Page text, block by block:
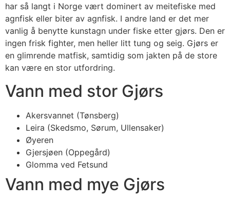
har så langt i Norge vært dominert av meitefiske med
agnfisk eller biter av agnfisk. I andre land er det mer
vanlig å benytte kunstagn under fiske etter gjørs. Den er
ingen frisk fighter, men heller litt tung og seig. Gjørs er
en glimrende matfisk, samtidig som jakten på de store
kan være en stor utfordring.
Vann med stor Gjørs
Akersvannet (Tønsberg)
Leira (Skedsmo, Sørum, Ullensaker)
Øyeren
Gjersjøen (Oppegård)
Glomma ved Fetsund
Vann med mye Gjørs